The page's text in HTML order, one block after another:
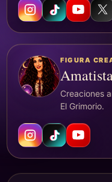
FIGURA
Creaciones
El Grimorio.